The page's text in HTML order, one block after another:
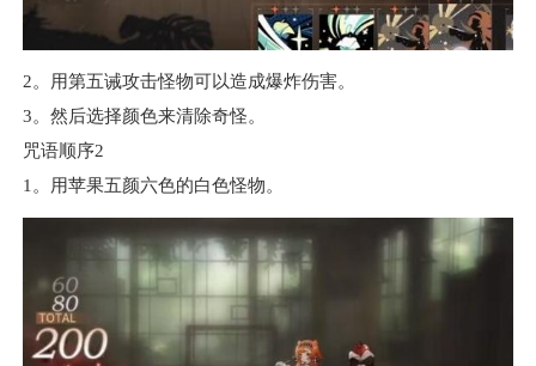
2。用第五诫攻击怪物可以造成爆炸伤害。
3。然后选择颜色来清除奇怪。
咒语顺序2
1。用苹果五颜六色的白色怪物。